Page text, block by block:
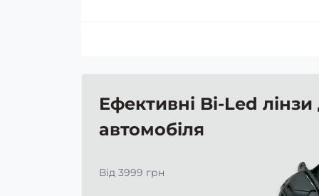
Ефективні Bi-Led лінзи
автомобіля
Від 3999 грн